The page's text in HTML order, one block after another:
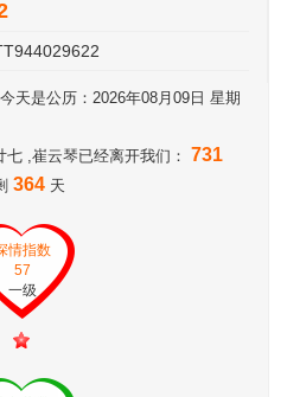
天是公历：2026年08月09日 星期
,崔云琴已经离开我们： 731
364 天
情指数
57
一级